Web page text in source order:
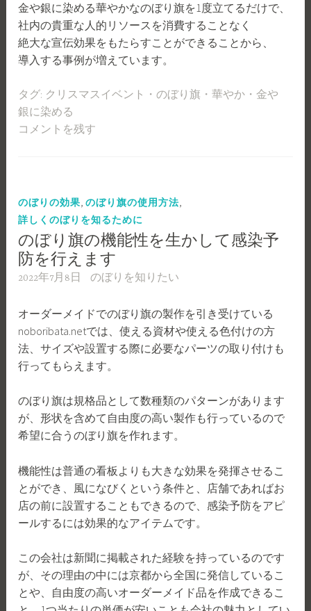
金や銀に染める華やかなのぼり旗を1度立てるだけで、
社内の貴重な人的リソースを消費することなく
絶大な宣伝効果をもたらすことができることから、
導入する事例が増えています。
タグ: クリスマスイベント ・のぼり旗 ・華やか ・ 金や
銀に染める
コメントを残す
のぼりの効果 ,のぼり旗の使用方法
詳しくのぼりを知るために
のぼり旗の機能性を生かして感染予
防を行えます
2022年7月8日 のぼりを知りたい
オーダーメイドでのぼり旗の製作を引き受けている
noboribata.netでは、使える資材や使える色付けの方
法、サイズや設置する際に必要なパーツの取り付けも
行ってもらえます。
のぼり旗は規格品として数種類のパターンがあります
が、形状を含めて自由度の高い製作も行っているので
希望に合うのぼり旗を作れます。
機能性は普通の看板よりも大きな効果を発揮させるこ
とができ、風になびくという条件と、店舗であればお
店の前に設置することもできるので、感染予防をアピ
ールするには効果的なアイテムです。
この会社は新聞に掲載された経験を持っているのです
が、その理由の中には京都から全国に発信しているこ
とや、自由度の高いオーダーメイド品を作成できるこ